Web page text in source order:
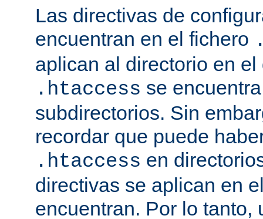
Las directivas de
encuentran en el fichero
aplican al directorio en
.htaccess se
subdirectorios. Sin
recordar que puede
.htaccess en
directivas se aplican en
encuentran. Por lo tanto,